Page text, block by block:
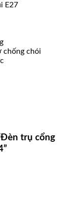
E27
chống chói
trụ cổng